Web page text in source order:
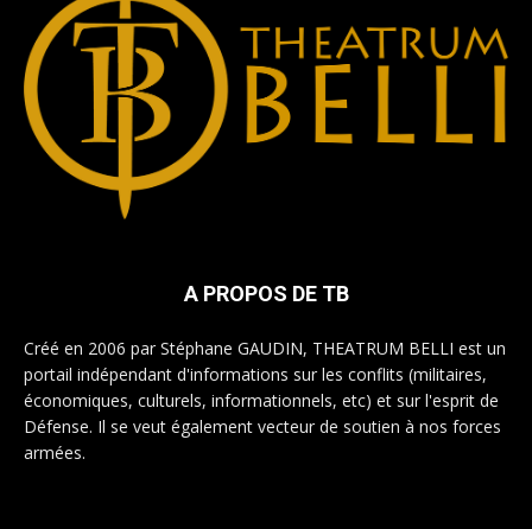
A PROPOS DE TB
Créé en 2006 par Stéphane GAUDIN, THEATRUM BELLI est un
portail indépendant d'informations sur les conflits (militaires,
économiques, culturels, informationnels, etc) et sur l'esprit de
Défense. Il se veut également vecteur de soutien à nos forces
armées.